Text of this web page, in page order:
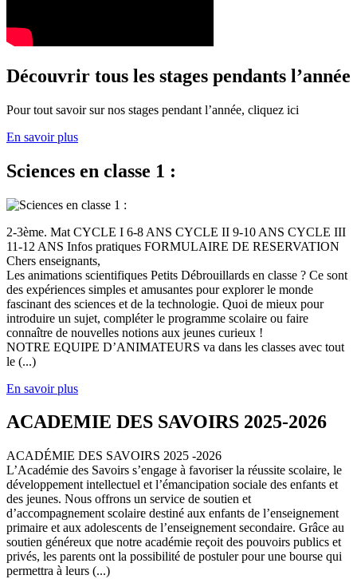
Découvrir tous les stages pendants l’année
Pour tout savoir sur nos stages pendant l’année, cliquez ici
En savoir plus
Sciences en classe 1 :
2-3ème. Mat CYCLE I 6-8 ANS CYCLE II 9-10 ANS CYCLE III
11-12 ANS Infos pratiques FORMULAIRE DE RESERVATION
Chers enseignants,
Les animations scientifiques Petits Débrouillards en classe ? Ce sont
des expériences simples et amusantes pour explorer le monde
fascinant des sciences et de la technologie. Quoi de mieux pour
introduire un sujet, compléter le programme scolaire ou faire
connaître de nouvelles notions aux jeunes curieux !
NOTRE EQUIPE D’ANIMATEURS va dans les classes avec tout
le (...)
En savoir plus
ACADEMIE DES SAVOIRS 2025-2026
ACADÉMIE DES SAVOIRS 2025 -2026
L’Académie des Savoirs s’engage à favoriser la réussite scolaire, le
développement intellectuel et l’émancipation sociale des enfants et
des jeunes. Nous offrons un service de soutien et
d’accompagnement scolaire destiné aux enfants de l’enseignement
primaire et aux adolescents de l’enseignement secondaire. Grâce au
soutien généreux que notre académie reçoit des pouvoirs publics et
privés, les parents ont la possibilité de postuler pour une bourse qui
permettra à leurs (...)